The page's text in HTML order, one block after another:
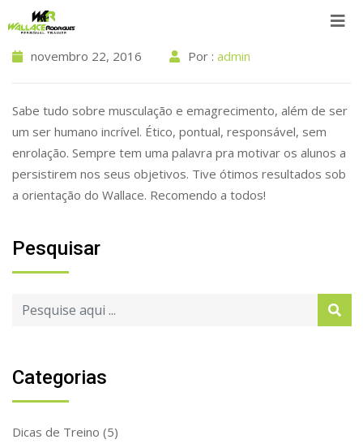
to
contentnovembro 22, 2016 Por : admin
Sabe tudo sobre musculação e emagrecimento, além de ser
um ser humano incrível. Ético, pontual, responsável, sem
enrolação. Sempre tem uma palavra pra motivar os alunos a
persistirem nos seus objetivos. Tive ótimos resultados sob
a orientação do Wallace. Recomendo a todos!
Pesquisar
Categorias
Dicas de Treino (5)